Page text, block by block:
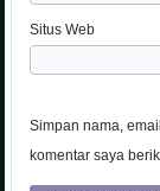
Situs Web
Simpan nama,
komentar saya